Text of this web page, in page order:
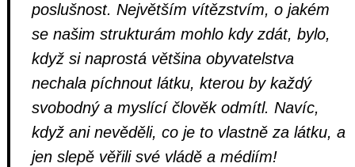
poslušnost. Největším vítězstvím, o jakém
se našim strukturám mohlo kdy zdát, bylo,
když si naprostá většina obyvatelstva
nechala píchnout látku, kterou by každý
svobodný a myslící člověk odmítl. Navíc,
když ani nevěděli, co je to vlastně za látku, a
jen slepě věřili své vládě a médiím!